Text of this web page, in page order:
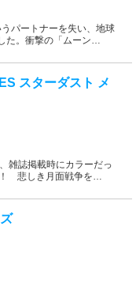
ートナーを失い、地球
た。衝撃の「ムーン…
スターダスト メ
雑誌掲載時にカラーだっ
悲しき月面戦争を…